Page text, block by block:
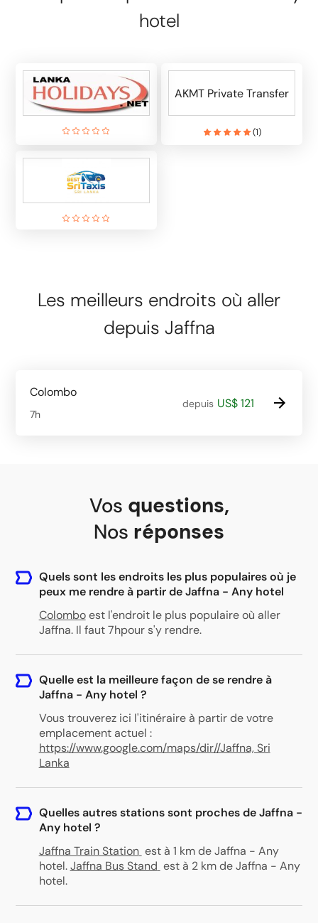
hotel
AKMT Private Transfer
(1)
Les meilleurs endroits où aller
depuis Jaffna
Colombo
7h
depuis US$ 121
Vos questions,
Nos réponses
Quels sont les endroits les plus populaires où je
peux me rendre à partir de Jaffna - Any hotel
Colombo est l'endroit le plus populaire où aller
Jaffna. Il faut 7hpour s'y rendre.
Quelle est la meilleure façon de se rendre à
Jaffna - Any hotel ?
Vous trouverez ici l'itinéraire à partir de votre
emplacement actuel :
https://www.google.com/maps/dir//Jaffna, Sri
Lanka
Quelles autres stations sont proches de Jaffna -
Any hotel ?
Jaffna Train Station est à 1 km de Jaffna - Any
hotel.Jaffna Bus Stand est à 2 km de Jaffna - Any
hotel.